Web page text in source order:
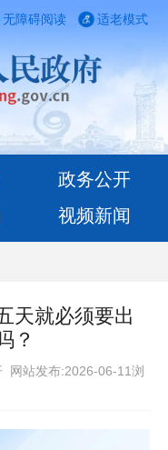
适老模式
无障碍阅读
政务公开
视频新闻
天就必须要出
？
网站发布:2026-06-11浏